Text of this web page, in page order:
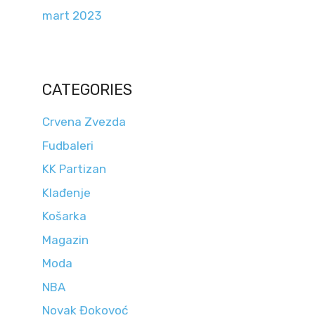
mart 2023
CATEGORIES
Crvena Zvezda
Fudbaleri
KK Partizan
Klađenje
Košarka
Magazin
Moda
NBA
Novak Đokovoć